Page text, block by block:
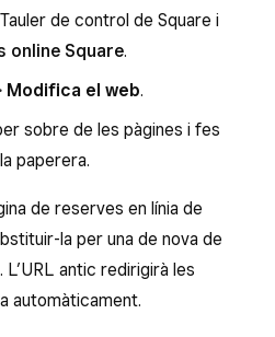
de control de Square i
online Square.
Modifica el web.
sobre de les pàgines i fes
paperera.
de reserves en línia de
la per una de nova de
L’URL antic redirigirà les
automàticament.